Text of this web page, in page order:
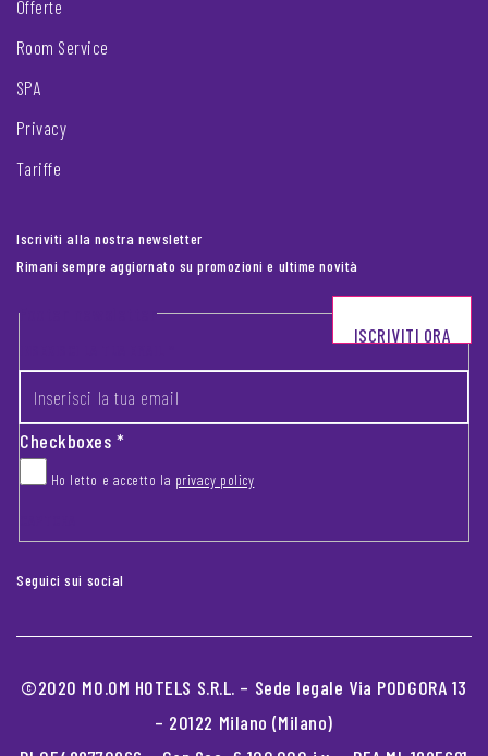
Offerte
Room Service
SPA
Privacy
Tariffe
Iscriviti alla nostra newsletter
Rimani sempre aggiornato su promozioni e ultime novità
Footer newsletter
Checkboxes*
Ho letto e accetto la privacy policy
ISCRIVITI ORA
Seguici sui social
©2020 MO.OM HOTELS S.R.L. – Sede legale Via PODGORA 13
– 20122 Milano (Milano)